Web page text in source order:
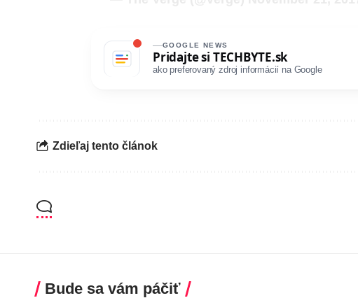
GOOGLE NEWS
Pridajte si TECHBYTE.sk
ako preferovaný zdroj informácií na Google
Zdieľaj tento článok
Bude sa vám páčiť